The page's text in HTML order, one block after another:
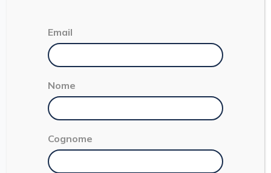
LE RICETTE ITALIANE
Email
Nome
Cognome